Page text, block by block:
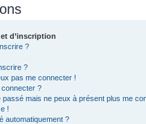
d’inscription
?
?
pas me connecter !
connecter ?
passé mais ne peux à présent plus me
!
automatiquement ?